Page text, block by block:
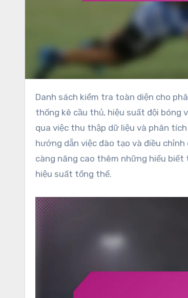
Danh sách kiểm tra toàn diện cho phân tích hiệu suất rugby của Cộng hòa Séc tập trung vào các chỉ số chính như
thống kê cầu thủ, hiệu suất đội bóng
qua việc thu thập dữ liệu và phân
hướng dẫn việc đào tạo và điều
càng nâng cao thêm những hiểu
hiệu suất tổng thể.